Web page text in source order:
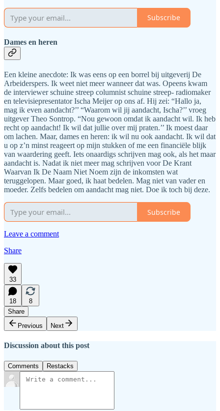
Subscribe
Dames en heren
Een kleine anecdote: Ik was eens op een borrel bij uitgeverij De
Arbeiderspers. Ik weet niet meer wanneer dat was. Opeens kwam
de interviewer schuine streep columnist schuine streep- radiomaker
en televisiepresentator Ischa Meijer op ons af. Hij zei: “Hallo ja,
mag ik even aandacht?’’ “Waarom wil jij aandacht, Ischa?’’ vroeg
uitgever Theo Sontrop. “Nou gewoon omdat ik aandacht wil. Ik heb
recht op aandacht! Ik wil dat jullie over mij praten.’’ Ik moest daar
om lachen. Maar, dames en heren: ik wil nu ook aandacht. Ik wil dat
u op z’n minst reageert op mijn stukken of me een financiële blijk
van waardering geeft. Iets onaardigs schrijven mag ook, als het maar
aandacht is. Nadat ik niet meer mag schrijven voor De Krant
Waarvan Ik De Naam Niet Noem zijn de inkomsten wat
teruggelopen. Maar goed, ik haat bedelen. Mag niet van vader en
moeder. Zelfs bedelen om aandacht mag niet. Doe ik toch bij deze.
Subscribe
Leave a comment
Share
33
18
8
Share
Previous
Next
Discussion about this post
Comments Restacks